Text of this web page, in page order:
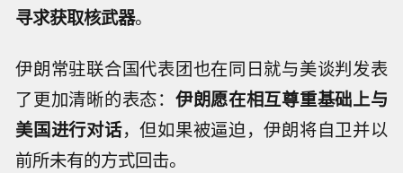
寻求获取核武器。
伊朗常驻联合国代表团也在同日就与美谈判发表
了更加清晰的表态： 伊朗愿在相互尊重基础上与
美国进行对话，但如果被逼迫，伊朗将自卫并以
前所未有的方式回击。